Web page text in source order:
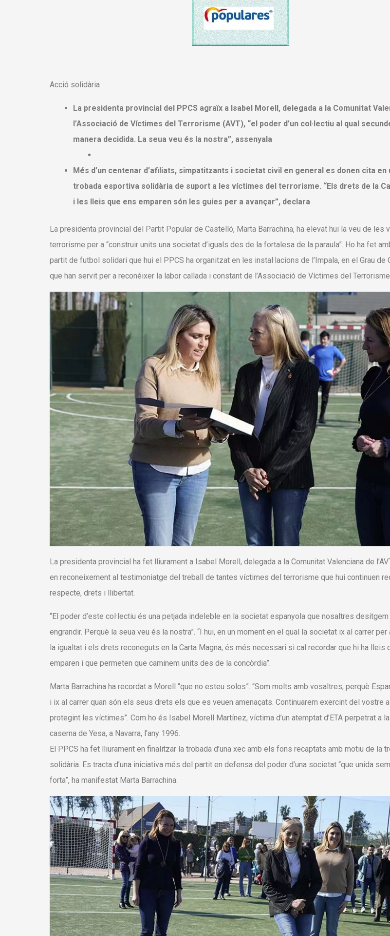
Acció solidària
La presidenta provincial del PPCS agraïx a Isabel Morell, delegada a la Comunitat
l’Associació de Víctimes del Terrorisme (AVT), “el poder d’un col·lectiu al qual
manera decidida. La seua veu és la nostra”, assenyala
Més d’un centenar d’afiliats, simpatitzants i societat civil en general es donen cita en
trobada esportiva solidària de suport a les víctimes del terrorisme. “Els drets de la
i les lleis que ens emparen són les guies per a avançar”, declara
La presidenta provincial del Partit Popular de Castelló, Marta Barrachina, ha elevat hui la veu de les
terrorisme per a “construir units una societat d’iguals des de la fortalesa de la paraula”. Ho ha fet
partit de futbol solidari que hui el PPCS ha organitzat en les instal·lacions de l’Impala, en el Grau de
que han servit per a reconéixer la labor callada i constant de l’Associació de Víctimes del
La presidenta provincial ha fet lliurament a Isabel Morell, delegada a la Comunitat Valenciana de
en reconeixement al testimoniatge del treball de tantes víctimes del terrorisme que hui continuen
respecte, drets i llibertat.
“El poder d’este col·lectiu és una petjada indeleble en la societat espanyola que nosaltres
engrandir. Perquè la seua veu és la nostra”. “I hui, en un moment en el qual la societat ix al carrer
la igualtat i els drets reconeguts en la Carta Magna, és més necessari si cal recordar que hi ha lleis
emparen i que permeten que caminem units des de la concòrdia”.
Marta Barrachina ha recordat a Morell “que no esteu solos”. “Som molts amb vosaltres, perquè
i ix al carrer quan són els seus drets els que es veuen amenaçats. Continuarem exercint del vostre
protegint les víctimes”. Com ho és Isabel Morell Martínez, víctima d’un atemptat d’ETA perpetrat a
caserna de Yesa, a Navarra, l’any 1996.
El PPCS ha fet lliurament en finalitzar la trobada d’una xec amb els fons recaptats amb motiu de la
solidària. Es tracta d’una iniciativa més del partit en defensa del poder d’una societat “que unida
forta”, ha manifestat Marta Barrachina.